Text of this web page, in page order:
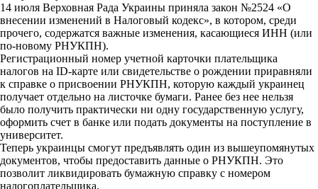
14 июля Верховная Рада Украины приняла закон №2524 «О
внесении изменений в Налоговый кодекс», в котором, среди
прочего, содержатся важные изменения, касающиеся ИНН (или
по-новому РНУКПН).
Регистрационный номер учетной карточки плательщика
налогов на ID-карте или свидетельстве о рождении приравняли
к справке о присвоении РНУКПН, которую каждый украинец
получает отдельно на листочке бумаги. Ранее без нее нельзя
было получить практически ни одну государственную услугу,
оформить счет в банке или подать документы на поступление в
университет.
Теперь украинцы смогут предъявлять один из вышеупомянутых
документов, чтобы предоставить данные о РНУКПН. Это
позволит ликвидировать бумажную справку с номером
налогоплательщика.